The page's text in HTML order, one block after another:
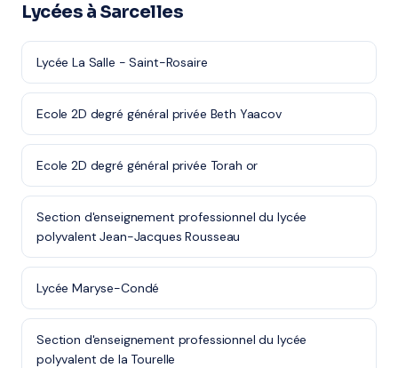
Lycées à Sarcelles
Lycée La Salle - Saint-Rosaire
Ecole 2D degré général privée Beth Yaacov
Ecole 2D degré général privée Torah or
Section d'enseignement professionnel du lycée
polyvalent Jean-Jacques Rousseau
Lycée Maryse-Condé
Section d'enseignement professionnel du lycée
polyvalent de la Tourelle